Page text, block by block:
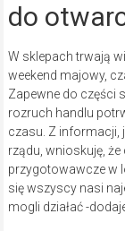
do
W sklepach trwają
weekend majowy,
Zapewne do części
rozruch handlu
czasu. Z informacji,
rządu, wnioskuję,
przygotowawcze w
się wszyscy nasi
mogli działać -